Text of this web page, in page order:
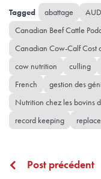
abattage
Canadian Beef Cattle
Canadian Cow-Calf Cost
cow nutrition
culling
French
gestion des
Nutrition chez les bovins
record keeping
Post précédent